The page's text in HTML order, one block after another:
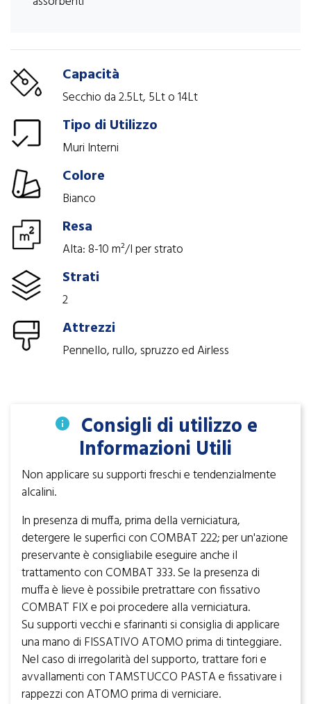
Capacità
Secchio da 2.5Lt, 5Lt o 14Lt
Tipo di Utilizzo
Muri Interni
Colore
Bianco
Resa
Alta: 8-10 m²/l per strato
Strati
2
Attrezzi
Pennello, rullo, spruzzo ed Airless
info Consigli di utilizzo e
Informazioni Utili
Non applicare su supporti freschi e tendenzialmente
alcalini.
In presenza di muffa, prima della verniciatura,
detergere le superfici con COMBAT 222; per un'azione
preservante è consigliabile eseguire anche il
trattamento con COMBAT 333. Se la presenza di
muffa è lieve è possibile pretrattare con fissativo
COMBAT FIX e poi procedere alla verniciatura.
Su supporti vecchi e sfarinanti si consiglia di applicare
una mano di FISSATIVO ATOMO prima di tinteggiare.
Nel caso di irregolarità del supporto, trattare fori e
avvallamenti con TAMSTUCCO PASTA e fissativare i
rappezzi con ATOMO prima di verniciare.